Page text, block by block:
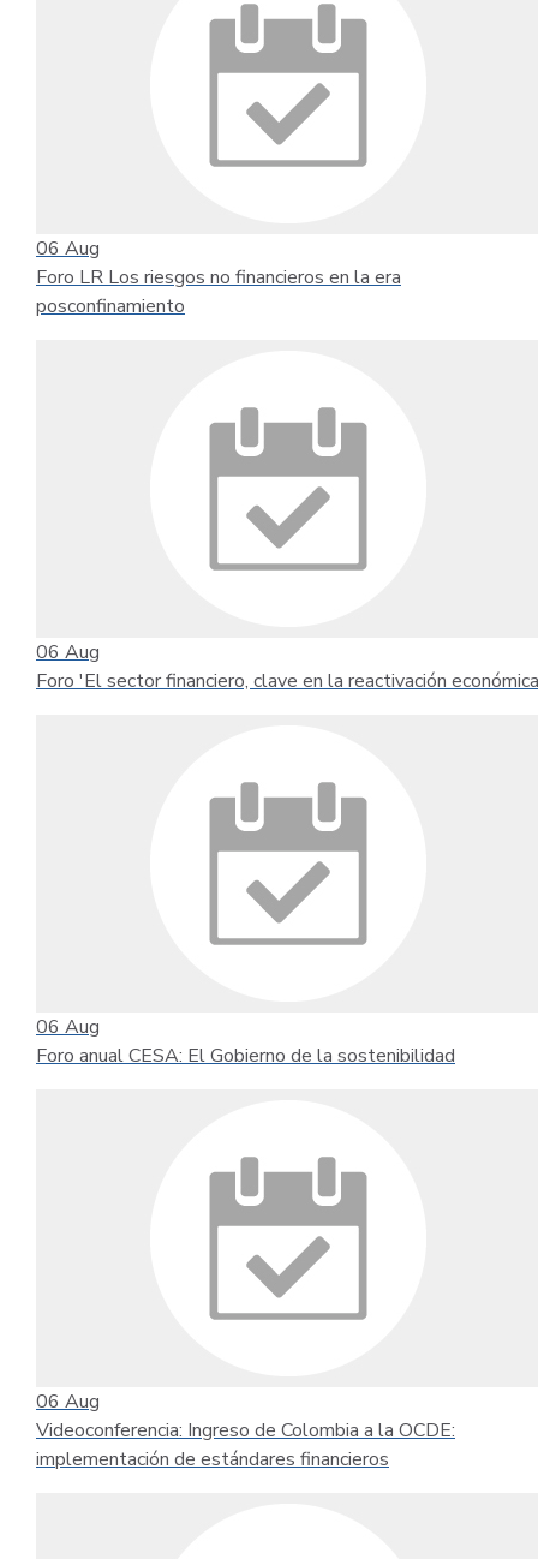
06 Aug
Foro LR Los riesgos no financieros en la era
posconfinamiento
06 Aug
Foro 'El sector financiero, clave en la reactivación
06 Aug
Foro anual CESA: El Gobierno de la sostenibilidad
06 Aug
Videoconferencia: Ingreso de Colombia a la OCDE:
implementación de estándares financieros